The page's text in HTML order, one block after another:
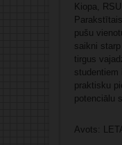
Kiopa,
pušu
saikni
tirgus
studentiem
praktisku
potenciālu
Avots: